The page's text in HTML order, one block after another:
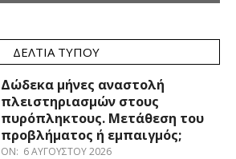
ΔΕΛΤΊΑ ΤΎΠΟΥ
Δώδεκα μήνες αναστολή
πλειστηριασμών στους
πυρόπληκτους. Μετάθεση του
προβλήματος ή εμπαιγμός;
ON: 6 ΑΥΓΟΎΣΤΟΥ 2026